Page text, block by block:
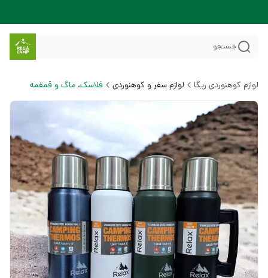
جستجو
لوازم کوهنوردی ریگا لوازم سفر و کوهنوردی فلاسک، ماگ و قمقمه